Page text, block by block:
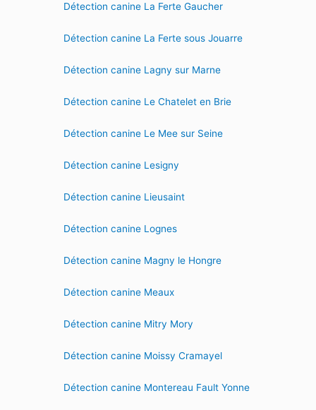
Détection canine La Ferte Gaucher
Détection canine La Ferte sous Jouarre
Détection canine Lagny sur Marne
Détection canine Le Chatelet en Brie
Détection canine Le Mee sur Seine
Détection canine Lesigny
Détection canine Lieusaint
Détection canine Lognes
Détection canine Magny le Hongre
Détection canine Meaux
Détection canine Mitry Mory
Détection canine Moissy Cramayel
Détection canine Montereau Fault Yonne